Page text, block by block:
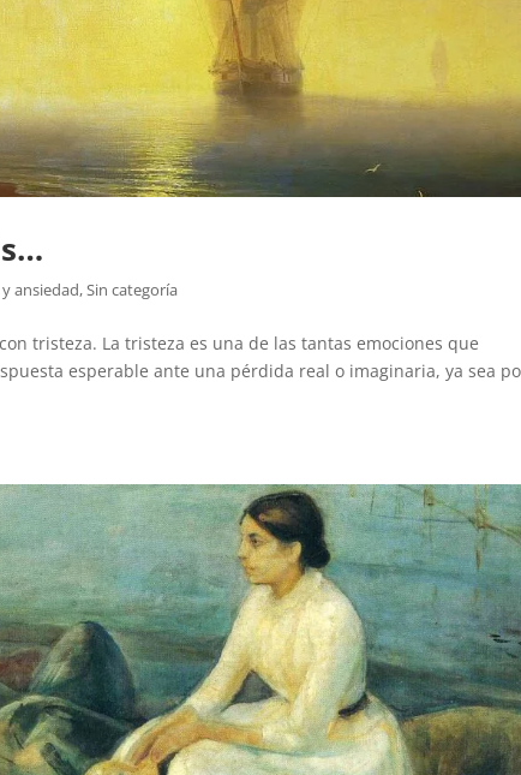
ansiedad,Sin categoría
tristeza. La tristeza es una de las tantas emociones que
esperable ante una pérdida real o imaginaria, ya sea